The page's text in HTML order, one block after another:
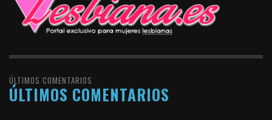
ÚLTIMOS COMENTARIOS
ÚLTIMOS COMENTARIOS